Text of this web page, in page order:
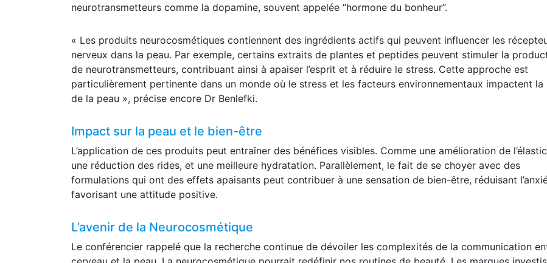
neurotransmetteurs comme la dopamine, souvent appelée ‘’hormone du bonheur’’.
« Les produits neurocosmétiques contiennent des ingrédients actifs qui peuvent influencer les
nerveux dans la peau. Par exemple, certains extraits de plantes et peptides peuvent stimuler la
de neurotransmetteurs, contribuant ainsi à apaiser l’esprit et à réduire le stress. Cette approche est
particulièrement pertinente dans un monde où le stress et les facteurs environnementaux impactent la
de la peau », précise encore Dr Benlefki.
Impact sur la peau et le bien-être
L’application de ces produits peut entraîner des bénéfices visibles. Comme une amélioration de
une réduction des rides, et une meilleure hydratation. Parallèlement, le fait de se choyer avec des
formulations qui ont des effets apaisants peut contribuer à une sensation de bien-être, réduisant
favorisant une attitude positive.
L’avenir de la Neurocosmétique
Le conférencier rappelé que la recherche continue de dévoiler les complexités de la communication